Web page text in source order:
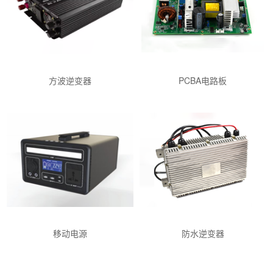
方波逆变器 PCBA电路板
移动电源 防水逆变器